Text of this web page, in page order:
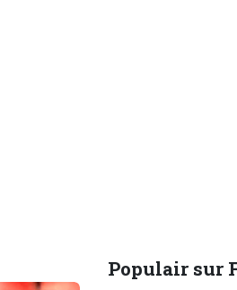
Populair sur